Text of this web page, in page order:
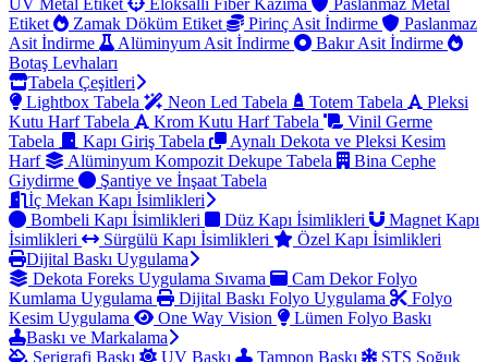
UV Metal Etiket
Eloksallı Fiber Kazıma
Paslanmaz Metal
Etiket
Zamak Döküm Etiket Pirinç Asit İndirme
Paslanmaz
Asit İndirme
Alüminyum Asit İndirme
Bakır Asit İndirme
Botaş Levhaları
Tabela Çeşitleri
Lightbox Tabela
Neon Led Tabela Totem Tabela
Pleksi
Kutu Harf Tabela
Krom Kutu Harf Tabela
Vinil Germe
Tabela
Kapı Giriş Tabela
Aynalı Dekota ve Pleksi Kesim
Harf
Alüminyum Kompozit Dekupe Tabela
Bina Cephe
Giydirme
Şantiye ve İnşaat Tabela
İç Mekan Kapı İsimlikleri
Bombeli Kapı İsimlikleri
Düz Kapı İsimlikleri
Magnet Kapı
İsimlikleri
Sürgülü Kapı İsimlikleri
Özel Kapı İsimlikleri
Dijital Baskı Uygulama
Dekota Foreks Uygulama Sıvama
Cam Dekor Folyo
Kumlama Uygulama
Dijital Baskı Folyo Uygulama
Folyo
Kesim Uygulama
One Way Vision
Lümen Folyo Baskı
Baskı ve Markalama
Serigrafi Baskı
UV Baskı Tampon Baskı
STS Soğuk